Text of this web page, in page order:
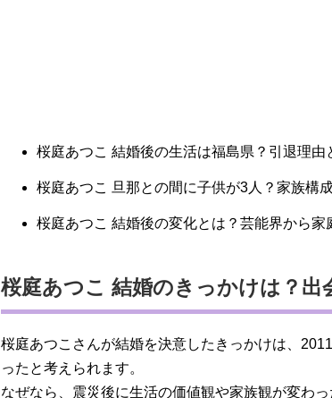
桜庭あつこ 結婚後の生活は福島県？引退理由
桜庭あつこ 旦那との間に子供が3人？家族構
桜庭あつこ 結婚後の変化とは？芸能界から家
桜庭あつこ 結婚のきっかけは？
桜庭あつこさんが結婚を決意したきっかけは、
ったと考えられます。
なぜなら、震災後に生活の価値観や家族観が変わ